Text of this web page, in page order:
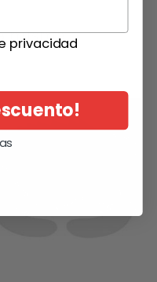
misma
privacidad